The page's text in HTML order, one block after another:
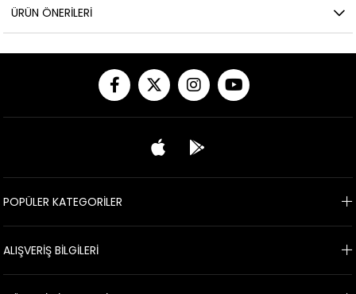
ÜRÜN ÖNERILERI
POPÜLER KATEGORİLER
ALIŞVERİŞ BİLGİLERİ